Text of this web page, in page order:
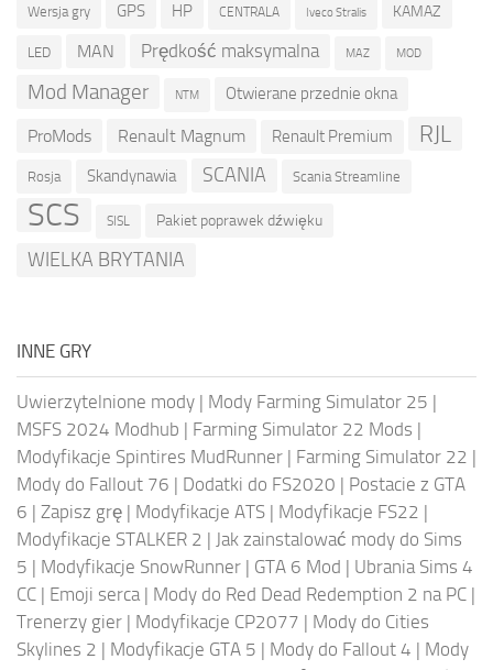
Wersja gry GPS HP CENTRALA Iveco Stralis KAMAZ
LED MAN Prędkość maksymalna MAZ MOD
Mod Manager NTM Otwierane przednie okna
ProMods Renault Magnum Renault Premium RJL
Rosja Skandynawia SCANIA Scania Streamline
SCS SISL Pakiet poprawek dźwięku
WIELKA BRYTANIA
INNE GRY
Uwierzytelnione mody | Mody Farming Simulator 25 |
MSFS 2024 Modhub | Farming Simulator 22 Mods |
Modyfikacje Spintires MudRunner | Farming Simulator 22 |
Mody do Fallout 76 | Dodatki do FS2020 | Postacie z GTA
6 | Zapisz grę | Modyfikacje ATS | Modyfikacje FS22 |
Modyfikacje STALKER 2 | Jak zainstalować mody do Sims
5 | Modyfikacje SnowRunner | GTA 6 Mod | Ubrania Sims 4
CC | Emoji serca| Mody do Red Dead Redemption 2 na PC |
Trenerzy gier | Modyfikacje CP2077 | Mody do Cities
Skylines 2 | Modyfikacje GTA 5 | Mody do Fallout 4 | Mody